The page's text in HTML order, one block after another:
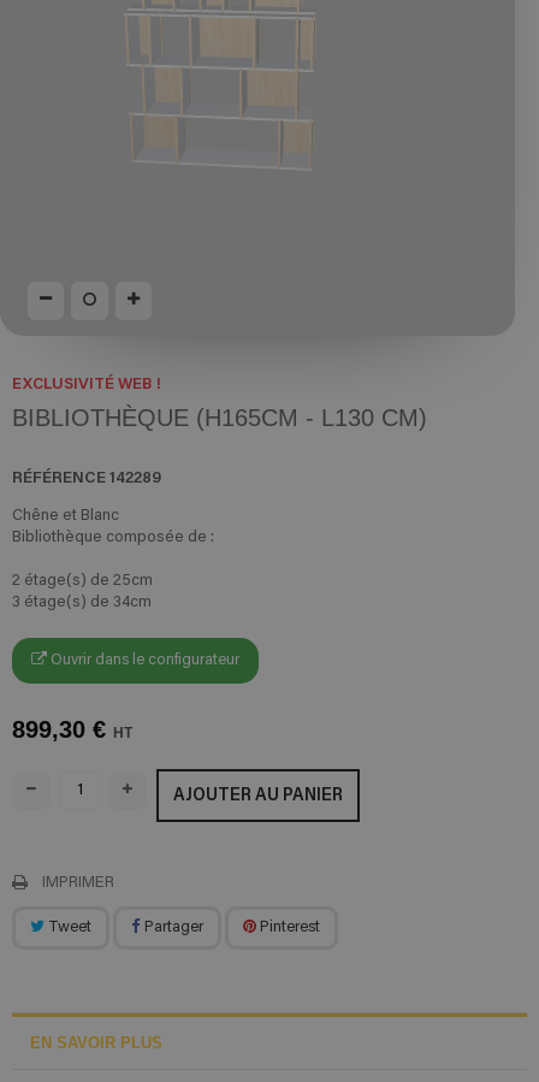
EXCLUSIVITÉ WEB !
BIBLIOTHÈQUE (H165CM - L130 CM)
RÉFÉRENCE142289
Chêne et Blanc
Bibliothèque composée de :
2 étage(s) de 25cm
3 étage(s) de 34cm
Ouvrir dans le configurateur
899,30 € HT
AJOUTER AU PANIER
IMPRIMER
Tweet Partager Pinterest
EN SAVOIR PLUS